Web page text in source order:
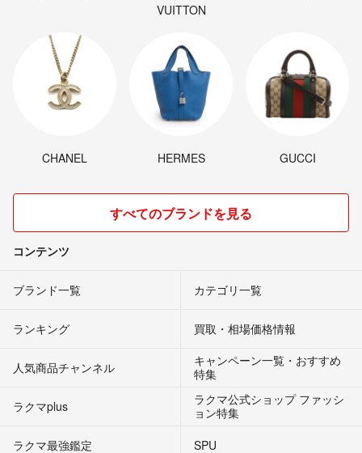
VUITTON
CHANEL HERMES GUCCI
すべてのブランドを見る
コンテンツ
ブランド一覧 カテゴリ一覧
ランキング 買取・相場価格情報
人気商品チャンネル
キャンペーン一覧・おすすめ
特集
ラクマplus
ラクマ公式ショップ ファッシ
ョン特集
ラクマ最強鑑定
SPU